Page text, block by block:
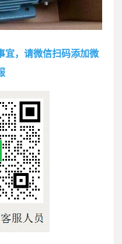
宜，请微信扫码添加微